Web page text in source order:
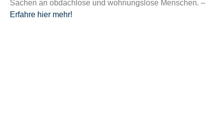
Sachen an obdachlose und wohnungslose Menschen. –
Erfahre hier mehr!